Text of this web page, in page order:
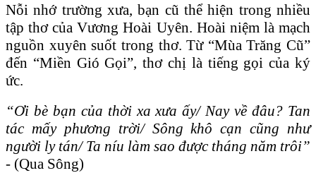
Nỗi nhớ trường xưa, bạn cũ thể hiện trong nhiều
tập thơ của Vương Hoài Uyên. Hoài niệm là mạch
nguồn xuyên suốt trong thơ. Từ “Mùa Trăng Cũ”
đến “Miền Gió Gọi”, thơ chị là tiếng gọi của ký
ức.
“Ơi bè bạn của thời xa xưa ấy/ Nay về đâu? Tan
tác mấy phương trời/ Sông khô cạn cũng như
người ly tán/ Ta níu làm sao được tháng năm trôi”
- (Qua Sông)